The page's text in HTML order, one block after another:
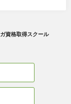
資格取得スクール